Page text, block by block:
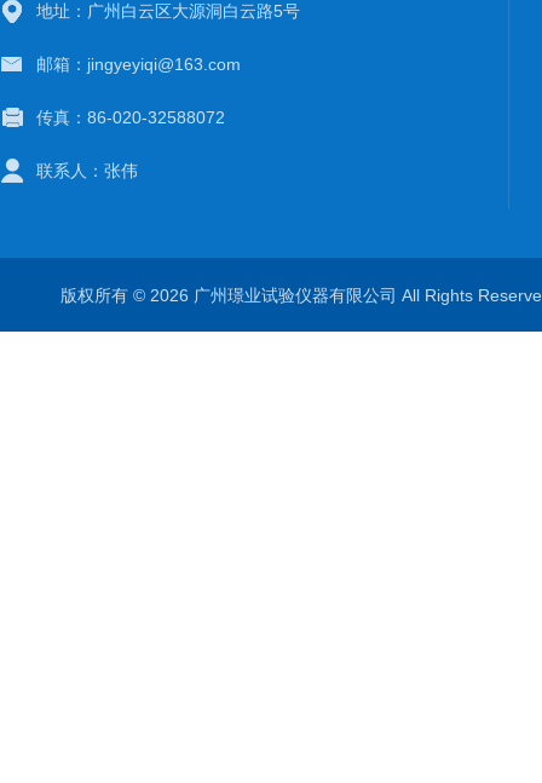
地址：广州白云区大源洞白云路5号
邮箱：jingyeyiqi@163.com
传真：86-020-32588072
联系人：张伟
版权所有 © 2026 广州璟业试验仪器有限公司 All Rights